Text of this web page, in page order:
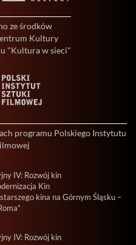
ze środków
Kultury
"Kultura w sieci"
programu Polskiego Instytutu
IV: Rozwój kin
Kin
kina na Górnym Śląsku –
IV: Rozwój kin